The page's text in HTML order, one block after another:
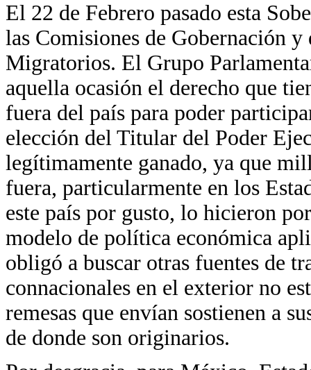
El 22 de Febrero pasado esta
las Comisiones de Gobernación
Migratorios. El Grupo
aquella ocasión el derecho que
fuera del país para poder
elección del Titular del Poder
legítimamente ganado, ya que
fuera, particularmente en los
este país por gusto, lo hicieron
modelo de política económica
obligó a buscar otras fuentes de
connacionales en el exterior no
remesas que envían sostienen a
de donde son originarios.